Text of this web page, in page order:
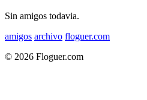
Sin amigos todavia.
amigos archivo floguer.com
© 2026 Floguer.com